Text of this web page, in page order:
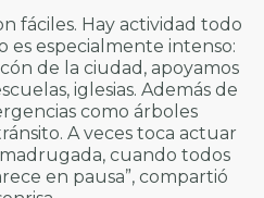
fáciles. Hay actividad todo
es especialmente intenso:
de la ciudad, apoyamos
iglesias. Además de
como árboles
A veces toca actuar
cuando todos
en pausa”, compartió